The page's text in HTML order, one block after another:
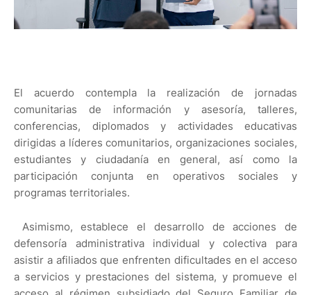
El acuerdo contempla la realización de jornadas
comunitarias de información y asesoría, talleres,
conferencias, diplomados y actividades educativas
dirigidas a líderes comunitarios, organizaciones sociales,
estudiantes y ciudadanía en general, así como la
participación conjunta en operativos sociales y
programas territoriales.
Asimismo, establece el desarrollo de acciones de
defensoría administrativa individual y colectiva para
asistir a afiliados que enfrenten dificultades en el acceso
a servicios y prestaciones del sistema, y promueve el